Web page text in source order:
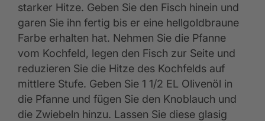
starker Hitze. Geben Sie den Fisch hinein und
garen Sie ihn fertig bis er eine hellgoldbraune
Farbe erhalten hat. Nehmen Sie die Pfanne
vom Kochfeld, legen den Fisch zur Seite und
reduzieren Sie die Hitze des Kochfelds auf
mittlere Stufe. Geben Sie 1 1/2 EL Olivenöl in
die Pfanne und fügen Sie den Knoblauch und
die Zwiebeln hinzu. Lassen Sie diese glasig